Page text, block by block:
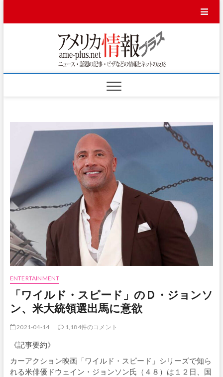
リカ
ス
トの反応
ENTERTAINMENT
「ワイルド・スピード」のＤ・ジョンソ
ン、米大統領選出馬に意欲
2021-04-14 1,184件のコメント
《記事要約》
カーアクション映画「ワイルド・スピード」シリーズで知ら
れる米俳優ドウェイン・ジョンソン氏（４８）は１２日、国